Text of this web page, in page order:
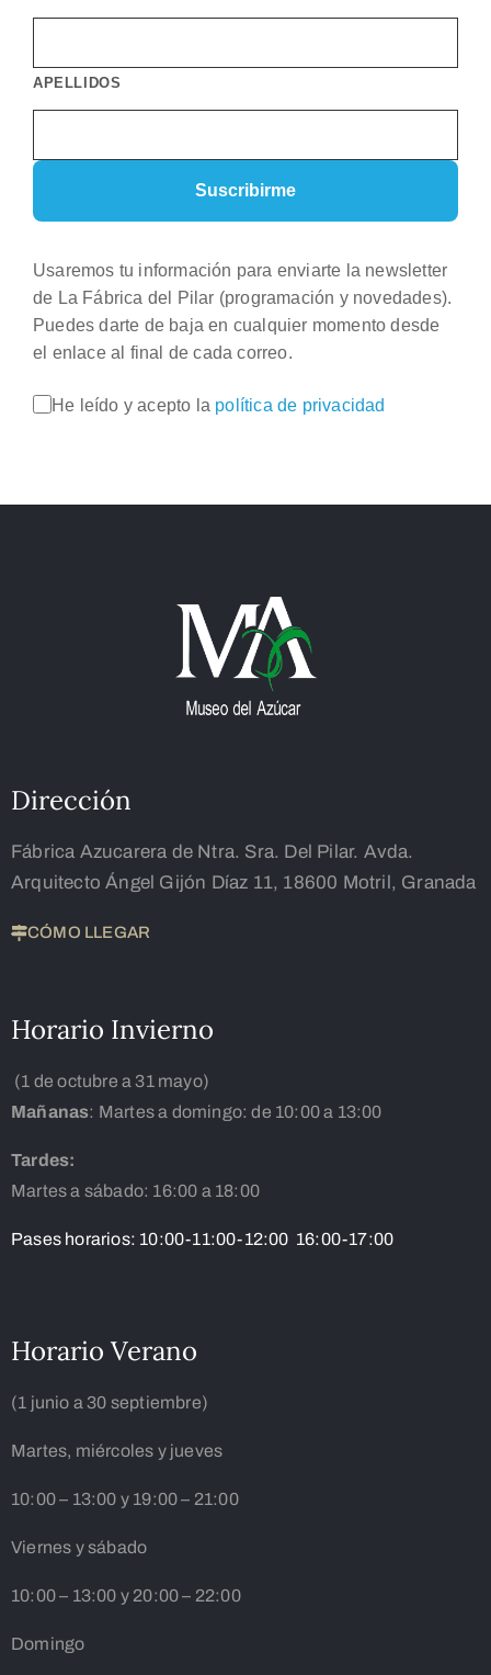
APELLIDOS
Usaremos tu información para enviarte la newsletter
de La Fábrica del Pilar (programación y novedades).
Puedes darte de baja en cualquier momento desde
el enlace al final de cada correo.
He leído y acepto la política de privacidad
Dirección
Fábrica Azucarera de Ntra. Sra. Del Pilar. Avda.
Arquitecto Ángel Gijón Díaz 11, 18600 Motril, Granada
CÓMO LLEGAR
Horario Invierno
(1 de octubre a 31 mayo)
Mañanas: Martes a domingo: de 10:00 a 13:00
Tardes:
Martes a sábado: 16:00 a 18:00
Pases horarios: 10:00-11:00-12:00 16:00-17:00
Horario Verano
(1 junio a 30 septiembre)
Martes, miércoles y jueves
10:00 – 13:00 y 19:00 – 21:00
Viernes y sábado
10:00 – 13:00 y 20:00 – 22:00
Domingo